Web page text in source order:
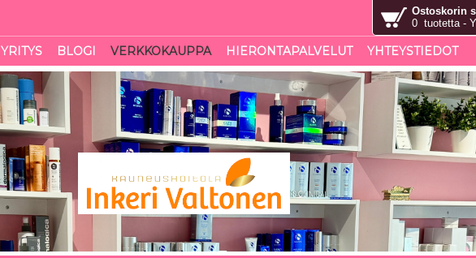
Ostoskorin
0 tuotetta -
YRITYS BLOGI VERKKOKAUPPA HIERONTAPALVELUT YHTEYSTIEDOT